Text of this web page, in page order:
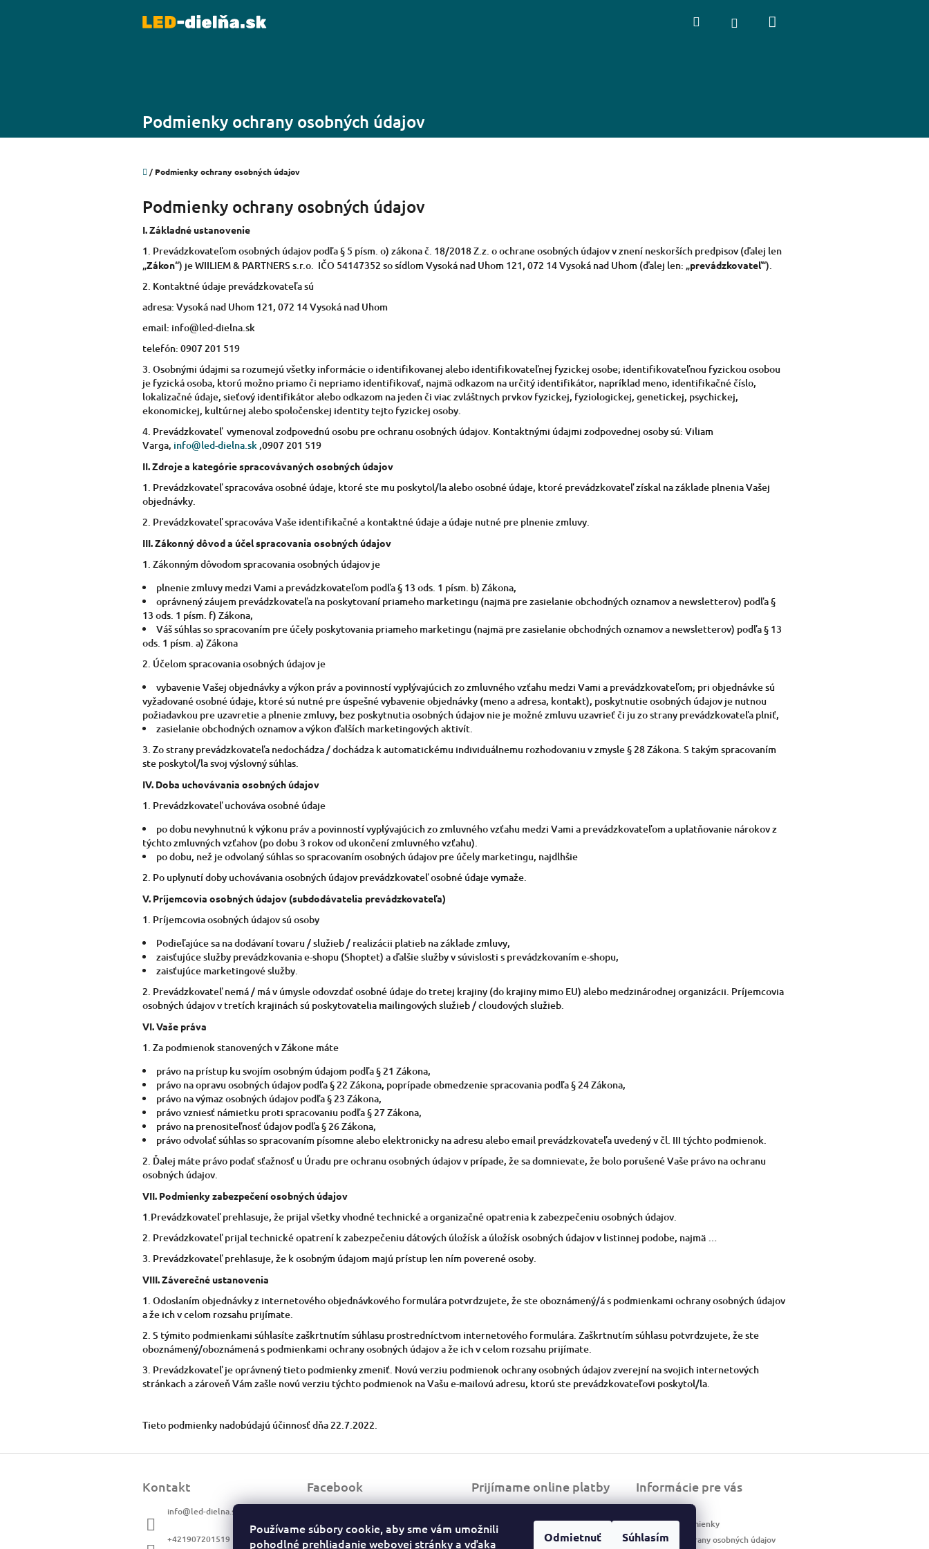
Používame súbory cookie, aby sme vám umožnili
pohodlné prehliadanie webovej stránky a vďaka
Odmietnuť Súhlasím
Hľadať Prihlásenie
Podmienky ochrany osobných údajov
Domov
/ Podmienky ochrany osobných údajov
Podmienky ochrany osobných údajov
I.Základné ustanovenie
1. Prevádzkovateľom osobných údajov podľa § 5 písm. o) zákona č. 18/2018 Z.z. o ochrane osobných údajov v znení neskorších predpisov (ďalej len
„Zákon“) je WIILIEM & PARTNERS s.r.o. IČO 54147352 so sídlom Vysoká nad Uhom 121, 072 14 Vysoká nad Uhom (ďalej len: „prevádzkovateľ“).
2. Kontaktné údaje prevádzkovateľa sú
adresa: Vysoká nad Uhom 121, 072 14 Vysoká nad Uhom
email: info@led-dielna.sk
telefón: 0907 201 519
3. Osobnými údajmi sa rozumejú všetky informácie o identifikovanej alebo identifikovateľnej fyzickej osobe; identifikovateľnou fyzickou osobou
je fyzická osoba, ktorú možno priamo či nepriamo identifikovať, najmä odkazom na určitý identifikátor, napríklad meno, identifikačné číslo,
lokalizačné údaje, sieťový identifikátor alebo odkazom na jeden či viac zvláštnych prvkov fyzickej, fyziologickej, genetickej, psychickej,
ekonomickej, kultúrnej alebo spoločenskej identity tejto fyzickej osoby.
4. Prevádzkovateľ vymenoval zodpovednú osobu pre ochranu osobných údajov. Kontaktnými údajmi zodpovednej osoby sú: Viliam
Varga, info@led-dielna.sk ,0907 201 519
II.Zdroje a kategórie spracovávaných osobných údajov
1. Prevádzkovateľ spracováva osobné údaje, ktoré ste mu poskytol/la alebo osobné údaje, ktoré prevádzkovateľ získal na základe plnenia Vašej
objednávky.
2. Prevádzkovateľ spracováva Vaše identifikačné a kontaktné údaje a údaje nutné pre plnenie zmluvy.
III.Zákonný dôvod a účel spracovania osobných údajov
1. Zákonným dôvodom spracovania osobných údajov je
plnenie zmluvy medzi Vami a prevádzkovateľom podľa § 13 ods. 1 písm. b) Zákona,
oprávnený záujem prevádzkovateľa na poskytovaní priameho marketingu (najmä pre zasielanie obchodných oznamov a newsletterov) podľa §
13 ods. 1 písm. f) Zákona,
Váš súhlas so spracovaním pre účely poskytovania priameho marketingu (najmä pre zasielanie obchodných oznamov a newsletterov) podľa § 13
ods. 1 písm. a) Zákona
2. Účelom spracovania osobných údajov je
vybavenie Vašej objednávky a výkon práv a povinností vyplývajúcich zo zmluvného vzťahu medzi Vami a prevádzkovateľom; pri objednávke sú
vyžadované osobné údaje, ktoré sú nutné pre úspešné vybavenie objednávky (meno a adresa, kontakt), poskytnutie osobných údajov je nutnou
požiadavkou pre uzavretie a plnenie zmluvy, bez poskytnutia osobných údajov nie je možné zmluvu uzavrieť či ju zo strany prevádzkovateľa plniť,
zasielanie obchodných oznamov a výkon ďalších marketingových aktivít.
3. Zo strany prevádzkovateľa nedochádza / dochádza k automatickému individuálnemu rozhodovaniu v zmysle § 28 Zákona. S takým spracovaním
ste poskytol/la svoj výslovný súhlas.
IV. Doba uchovávania osobných údajov
1. Prevádzkovateľ uchováva osobné údaje
po dobu nevyhnutnú k výkonu práv a povinností vyplývajúcich zo zmluvného vzťahu medzi Vami a prevádzkovateľom a uplatňovanie nárokov z
týchto zmluvných vzťahov (po dobu 3 rokov od ukončení zmluvného vzťahu).
po dobu, než je odvolaný súhlas so spracovaním osobných údajov pre účely marketingu, najdlhšie
2. Po uplynutí doby uchovávania osobných údajov prevádzkovateľ osobné údaje vymaže.
V. Príjemcovia osobných údajov (subdodávatelia prevádzkovateľa)
1. Príjemcovia osobných údajov sú osoby
Podieľajúce sa na dodávaní tovaru / služieb / realizácii platieb na základe zmluvy,
zaisťujúce služby prevádzkovania e-shopu (Shoptet) a ďalšie služby v súvislosti s prevádzkovaním e-shopu,
zaisťujúce marketingové služby.
2. Prevádzkovateľ nemá / má v úmysle odovzdať osobné údaje do tretej krajiny (do krajiny mimo EU) alebo medzinárodnej organizácii. Príjemcovia
osobných údajov v tretích krajinách sú poskytovatelia mailingových služieb / cloudových služieb.
VI.Vaše práva
1. Za podmienok stanovených v Zákone máte
právo na prístup ku svojím osobným údajom podľa § 21 Zákona,
právo na opravu osobných údajov podľa § 22 Zákona, poprípade obmedzenie spracovania podľa § 24 Zákona,
právo na výmaz osobných údajov podľa § 23 Zákona,
právo vzniesť námietku proti spracovaniu podľa § 27 Zákona,
právo na prenositeľnosť údajov podľa § 26 Zákona,
právo odvolať súhlas so spracovaním písomne alebo elektronicky na adresu alebo email prevádzkovateľa uvedený v čl. III týchto podmienok.
2. Ďalej máte právo podať sťažnosť u Úradu pre ochranu osobných údajov v prípade, že sa domnievate, že bolo porušené Vaše právo na ochranu
osobných údajov.
VII. Podmienky zabezpečení osobných údajov
1.Prevádzkovateľ prehlasuje, že prijal všetky vhodné technické a organizačné opatrenia k zabezpečeniu osobných údajov.
2. Prevádzkovateľ prijal technické opatrení k zabezpečeniu dátových úložísk a úložísk osobných údajov v listinnej podobe, najmä …
3. Prevádzkovateľ prehlasuje, že k osobným údajom majú prístup len ním poverené osoby.
VIII.Záverečné ustanovenia
1. Odoslaním objednávky z internetového objednávkového formulára potvrdzujete, že ste oboznámený/á s podmienkami ochrany osobných údajov
a že ich v celom rozsahu prijímate.
2. S týmito podmienkami súhlasíte zaškrtnutím súhlasu prostredníctvom internetového formulára. Zaškrtnutím súhlasu potvrdzujete, že ste
oboznámený/oboznámená s podmienkami ochrany osobných údajov a že ich v celom rozsahu prijímate.
3. Prevádzkovateľ je oprávnený tieto podmienky zmeniť. Novú verziu podmienok ochrany osobných údajov zverejní na svojich internetových
stránkach a zároveň Vám zašle novú verziu týchto podmienok na Vašu e-mailovú adresu, ktorú ste prevádzkovateľovi poskytol/la.
Tieto podmienky nadobúdajú účinnosť dňa 22.7.2022.
Kontakt
info@led-dielna.sk
+421907201519
Facebook Prijímame online platby Informácie pre vás
Ako nakupovať
Obchodné podmienky
Podmienky ochrany osobných údajov